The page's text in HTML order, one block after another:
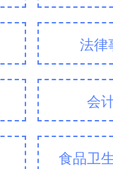
法律
会
食品卫